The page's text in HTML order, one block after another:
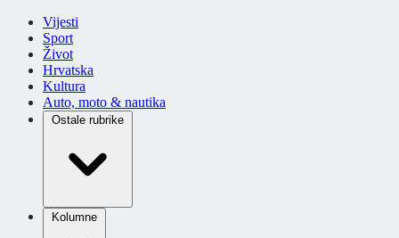
Vijesti
Sport
Život
Hrvatska
Kultura
Auto, moto & nautika
Ostale rubrike
Kolumne